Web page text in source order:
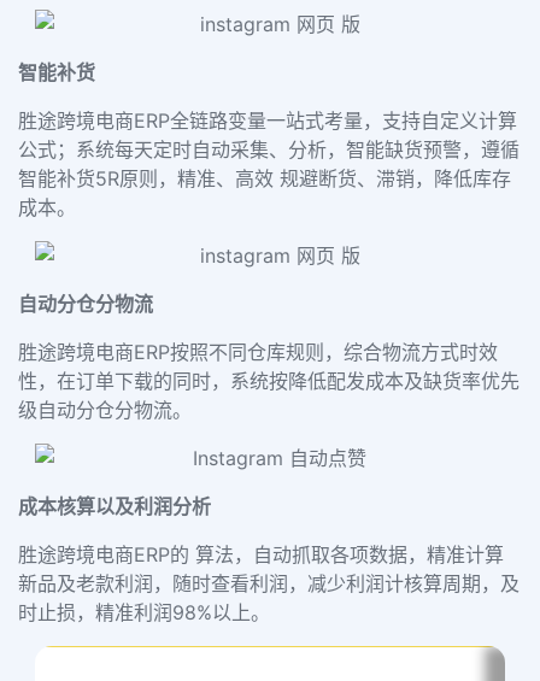
智能补货
胜途跨境电商ERP全链路变量一站式考量，支持自定义计算
公式；系统每天定时自动采集、分析，智能缺货预警，遵循
智能补货5R原则，精准、高效 规避断货、滞销，降低库存
成本。
自动分仓分物流
胜途跨境电商ERP按照不同仓库规则，综合物流方式时效
性，在订单下载的同时，系统按降低配发成本及缺货率优先
级自动分仓分物流。
成本核算以及利润分析
胜途跨境电商ERP的 算法，自动抓取各项数据，精准计算
新品及老款利润，随时查看利润，减少利润计核算周期，及
时止损，精准利润98%以上。